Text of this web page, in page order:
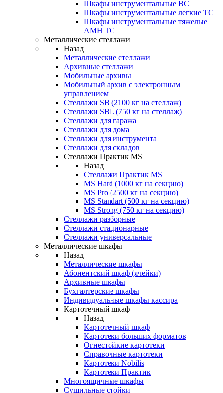
Шкафы инструментальные ВС
Шкафы инструментальные легкие ТС
Шкафы инструментальные тяжелые
AMH TC
Металлические стеллажи
Назад
Металлические стеллажи
Архивные стеллажи
Мобильные архивы
Мобильный архив с электронным
управлением
Стеллажи SB (2100 кг на стеллаж)
Стеллажи SBL (750 кг на стеллаж)
Стеллажи для гаража
Стеллажи для дома
Стеллажи для инструмента
Стеллажи для складов
Стеллажи Практик MS
Назад
Стеллажи Практик MS
MS Hard (1000 кг на секцию)
MS Pro (2500 кг на секцию)
MS Standart (500 кг на секцию)
MS Strong (750 кг на секцию)
Стеллажи разборные
Стеллажи стационарные
Стеллажи универсальные
Металлические шкафы
Назад
Металлические шкафы
Абонентский шкаф (ячейки)
Архивные шкафы
Бухгалтерские шкафы
Индивидуальные шкафы кассира
Картотечный шкаф
Назад
Картотечный шкаф
Картотеки больших форматов
Огнестойкие картотеки
Справочные картотеки
Картотеки Nobilis
Картотеки Практик
Многоящичные шкафы
Сушильные стойки